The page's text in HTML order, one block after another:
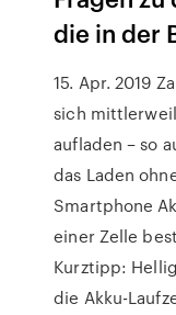
die in der
15. Apr. 2019
sich
aufladen – so
das Laden
Smartphone
einer Zelle
Kurztipp:
die Akku-